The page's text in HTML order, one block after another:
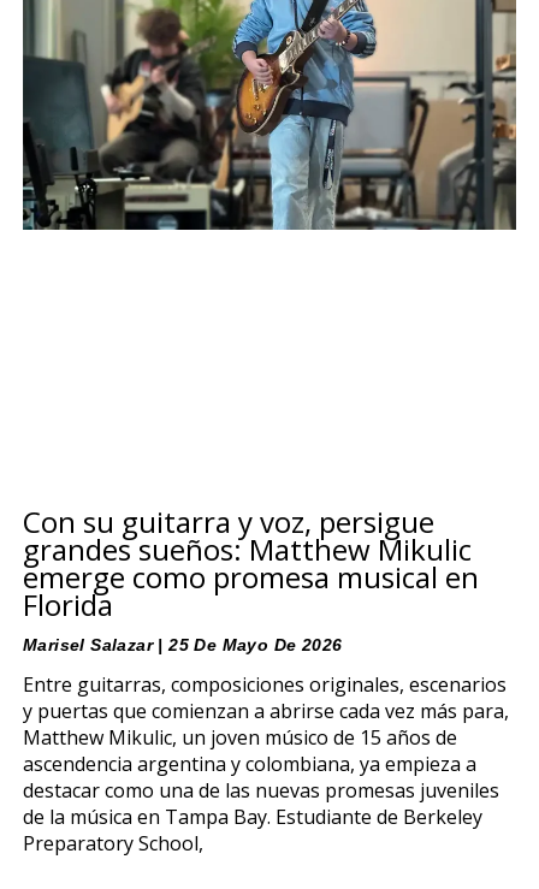
Con su guitarra y voz, persigue
grandes sueños: Matthew Mikulic
emerge como promesa musical en
Florida
Marisel Salazar 25 De Mayo De 2026
Entre guitarras, composiciones originales, escenarios
y puertas que comienzan a abrirse cada vez más para,
Matthew Mikulic, un joven músico de 15 años de
ascendencia argentina y colombiana, ya empieza a
destacar como una de las nuevas promesas juveniles
de la música en Tampa Bay. Estudiante de Berkeley
Preparatory School,